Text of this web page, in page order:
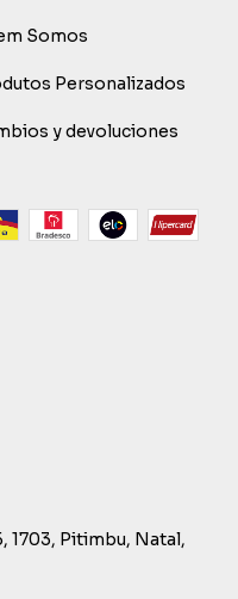
Somos
Personalizados
y devoluciones
1703, Pitimbu, Natal,